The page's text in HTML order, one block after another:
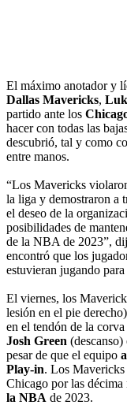
El máximo anotador y
Dallas Mavericks,
partido ante los
hacer con todas las
descubrió, tal y como
entre manos.
“Los Mavericks
la liga y demostraron a
el deseo de la
posibilidades de
de la NBA de 2023”,
encontró que los
estuvieran jugando para
El viernes, los
lesión en el pie
en el tendón de la corva
Josh Green
pesar de que el equipo
Play-in. Los Mavericks
Chicago por las
la NBA de 2023.